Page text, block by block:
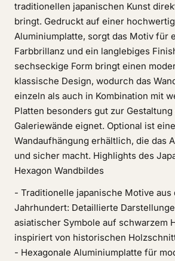
traditionellen japanischen Kunst
bringt. Gedruckt auf einer
Aluminiumplatte, sorgt das Motiv für
Farbbrillanz und ein langlebiges
sechseckige Form bringt einen
klassische Design, wodurch das
einzeln als auch in Kombination mit
Platten besonders gut zur
Galeriewände eignet. Optional ist
Wandaufhängung erhältlich, die das
und sicher macht. Highlights des
Hexagon Wandbildes
- Traditionelle japanische Motive aus
Jahrhundert: Detaillierte
asiatischer Symbole auf schwarzem
inspiriert von historischen
- Hexagonale Aluminiumplatte für